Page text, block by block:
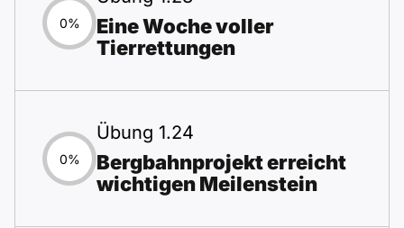
0%
Eine Woche voller
Tierrettungen
0%
Übung 1.24
Bergbahnprojekt erreicht
wichtigen Meilenstein